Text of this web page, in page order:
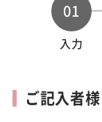
01
入力
ご記入者様